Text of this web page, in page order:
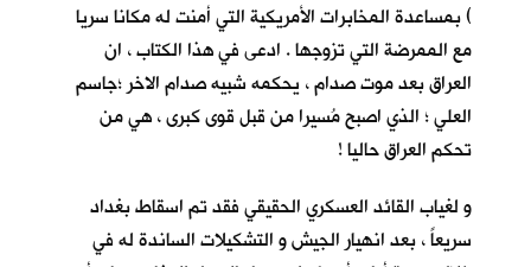
) بمساعدة المخابرات الأمريكية التي أمنت له مكانا سريا
مع الممرضة التي تزوجها . ادعى في هذا الكتاب ، ان
العراق بعد موت صدام ، يحكمه شبيه صدام الاخر ؛جاسم
العلي ؛ الذي اصبح مُسيرا من قبل قوى كبرى ، هي من
تحكم العراق حاليا !
و لغياب القائد العسكري الحقيقي فقد تم اسقاط بغداد
سريعاً ، بعد انهيار الجيش و التشكيلات الساندة له في